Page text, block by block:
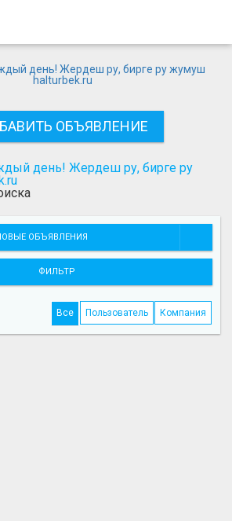
ОБЪЯВЛЕНИЕ
день! Жердеш ру, бирге ру
ОБЪЯВЛЕНИЯ
ФИЛЬТР
Все Пользователь Компания